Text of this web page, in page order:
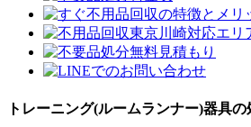
トレーニング(ルームランナー)器具